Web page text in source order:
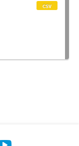
csv